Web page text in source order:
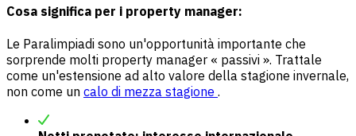
Cosa significa per i property manager:
Le Paralimpiadi sono un'opportunità importante che
sorprende molti property manager « passivi ». Trattale
come un'estensione ad alto valore della stagione invernale,
non come un calo di mezza stagione .